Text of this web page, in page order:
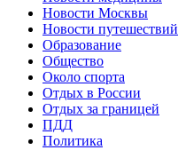
Новости Москвы
Новости путешествий
Образование
Общество
Около спорта
Отдых в России
Отдых за границей
ПДД
Политика